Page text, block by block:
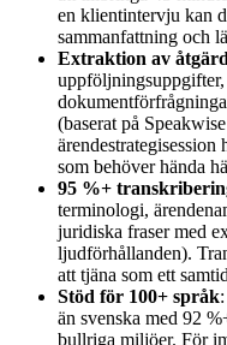
en klientintervju kan
sammanfattning och
Extraktion av
(baserat på
som behöver hända
95 %+
terminologi,
juridiska fraser med
ljudförhållanden).
att tjäna som ett
Stöd för 100+ språk
än svenska med 92
bullriga miljöer. För